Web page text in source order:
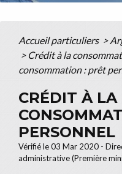
Accueil particuliers >
> Crédit à la
consommation : prêt
CRÉDIT À LA
PERSONNEL
Vérifié le 03 Mar 2020 -
administrative (Première